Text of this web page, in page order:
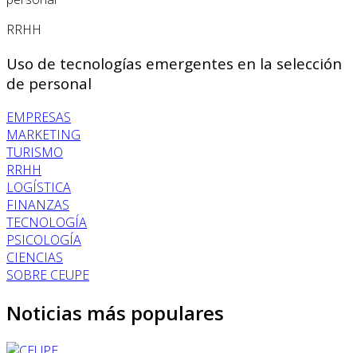
RRHH
Uso de tecnologías emergentes en la selección
de personal
EMPRESAS
MARKETING
TURISMO
RRHH
LOGÍSTICA
FINANZAS
TECNOLOGÍA
PSICOLOGÍA
CIENCIAS
SOBRE CEUPE
Noticias más populares